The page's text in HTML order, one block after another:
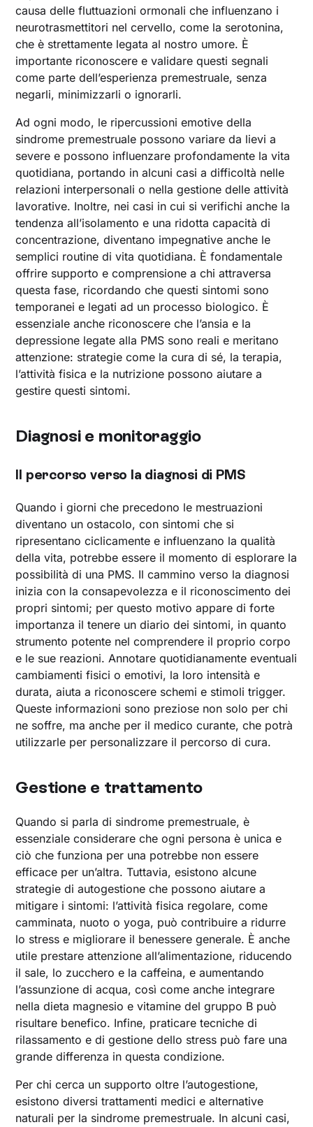
causa delle fluttuazioni ormonali che influenzano i
neurotrasmettitori nel cervello, come la serotonina,
che è strettamente legata al nostro umore. È
importante riconoscere e validare questi segnali
come parte dell’esperienza premestruale, senza
negarli, minimizzarli o ignorarli.
Ad ogni modo, le ripercussioni emotive della
sindrome premestruale possono variare da lievi a
severe e possono influenzare profondamente la vita
quotidiana, portando in alcuni casi a difficoltà nelle
relazioni interpersonali o nella gestione delle attività
lavorative. Inoltre, nei casi in cui si verifichi anche la
tendenza all’isolamento e una ridotta capacità di
concentrazione, diventano impegnative anche le
semplici routine di vita quotidiana. È fondamentale
offrire supporto e comprensione a chi attraversa
questa fase, ricordando che questi sintomi sono
temporanei e legati ad un processo biologico. È
essenziale anche riconoscere che l’ansia e la
depressione legate alla PMS sono reali e meritano
attenzione: strategie come la cura di sé, la terapia,
l’attività fisica e la nutrizione possono aiutare a
gestire questi sintomi.
Diagnosi e monitoraggio
Il percorso verso la diagnosi di PMS
Quando i giorni che precedono le mestruazioni
diventano un ostacolo, con sintomi che si
ripresentano ciclicamente e influenzano la qualità
della vita, potrebbe essere il momento di esplorare la
possibilità di una PMS. Il cammino verso la diagnosi
inizia con la consapevolezza e il riconoscimento dei
propri sintomi; per questo motivo appare di forte
importanza il tenere un diario dei sintomi, in quanto
strumento potente nel comprendere il proprio corpo
e le sue reazioni. Annotare quotidianamente eventuali
cambiamenti fisici o emotivi, la loro intensità e
durata, aiuta a riconoscere schemi e stimoli trigger.
Queste informazioni sono preziose non solo per chi
ne soffre, ma anche per il medico curante, che potrà
utilizzarle per personalizzare il percorso di cura.
Gestione e trattamento
Quando si parla di sindrome premestruale, è
essenziale considerare che ogni persona è unica e
ciò che funziona per una potrebbe non essere
efficace per un’altra. Tuttavia, esistono alcune
strategie di autogestione che possono aiutare a
mitigare i sintomi: l’attività fisica regolare, come
camminata, nuoto o yoga, può contribuire a ridurre
lo stress e migliorare il benessere generale. È anche
utile prestare attenzione all’alimentazione, riducendo
il sale, lo zucchero e la caffeina, e aumentando
l’assunzione di acqua, così come anche integrare
nella dieta magnesio e vitamine del gruppo B può
risultare benefico. Infine, praticare tecniche di
rilassamento e di gestione dello stress può fare una
grande differenza in questa condizione.
Per chi cerca un supporto oltre l’autogestione,
esistono diversi trattamenti medici e alternative
naturali per la sindrome premestruale. In alcuni casi,